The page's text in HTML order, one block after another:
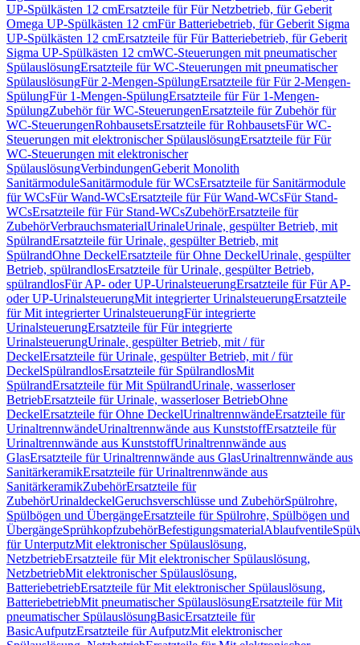
UP-Spülkästen 12 cmErsatzteile für Für Netzbetrieb, für Geberit
Omega UP-Spülkästen 12 cmFür Batteriebetrieb, für Geberit Sigma
UP-Spülkästen 12 cmErsatzteile für Für Batteriebetrieb, für Geberit
Sigma UP-Spülkästen 12 cmWC-Steuerungen mit pneumatischer
SpülauslösungErsatzteile für WC-Steuerungen mit pneumatischer
SpülauslösungFür 2-Mengen-SpülungErsatzteile für Für 2-Mengen-
SpülungFür 1-Mengen-SpülungErsatzteile für Für 1-Mengen-
SpülungZubehör für WC-SteuerungenErsatzteile für Zubehör für
WC-SteuerungenRohbausetsErsatzteile für RohbausetsFür WC-
Steuerungen mit elektronischer SpülauslösungErsatzteile für Für
WC-Steuerungen mit elektronischer
SpülauslösungVerbindungenGeberit Monolith
SanitärmoduleSanitärmodule für WCsErsatzteile für Sanitärmodule
für WCsFür Wand-WCsErsatzteile für Für Wand-WCsFür Stand-
WCsErsatzteile für Für Stand-WCsZubehörErsatzteile für
ZubehörVerbrauchsmaterialUrinaleUrinale, gespülter Betrieb, mit
SpülrandErsatzteile für Urinale, gespülter Betrieb, mit
SpülrandOhne DeckelErsatzteile für Ohne DeckelUrinale, gespülter
Betrieb, spülrandlosErsatzteile für Urinale, gespülter Betrieb,
spülrandlosFür AP- oder UP-UrinalsteuerungErsatzteile für Für AP-
oder UP-UrinalsteuerungMit integrierter UrinalsteuerungErsatzteile
für Mit integrierter UrinalsteuerungFür integrierte
UrinalsteuerungErsatzteile für Für integrierte
UrinalsteuerungUrinale, gespülter Betrieb, mit / für
DeckelErsatzteile für Urinale, gespülter Betrieb, mit / für
DeckelSpülrandlosErsatzteile für SpülrandlosMit
SpülrandErsatzteile für Mit SpülrandUrinale, wasserloser
BetriebErsatzteile für Urinale, wasserloser BetriebOhne
DeckelErsatzteile für Ohne DeckelUrinaltrennwändeErsatzteile für
UrinaltrennwändeUrinaltrennwände aus KunststoffErsatzteile für
Urinaltrennwände aus KunststoffUrinaltrennwände aus
GlasErsatzteile für Urinaltrennwände aus GlasUrinaltrennwände aus
SanitärkeramikErsatzteile für Urinaltrennwände aus
SanitärkeramikZubehörErsatzteile für
ZubehörUrinaldeckelGeruchsverschlüsse und ZubehörSpülrohre,
Spülbögen und ÜbergängeErsatzteile für Spülrohre, Spülbögen und
ÜbergängeSprühkopfzubehörBefestigungsmaterialAblaufventile
für UnterputzMit elektronischer Spülauslösung,
NetzbetriebErsatzteile für Mit elektronischer Spülauslösung,
NetzbetriebMit elektronischer Spülauslösung,
BatteriebetriebErsatzteile für Mit elektronischer Spülauslösung,
BatteriebetriebMit pneumatischer SpülauslösungErsatzteile für Mit
pneumatischer SpülauslösungBasicErsatzteile für
BasicAufputzErsatzteile für AufputzMit elektronischer